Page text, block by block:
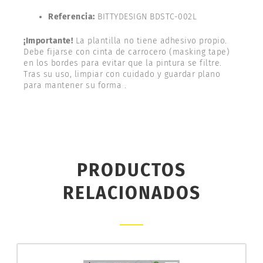
Referencia: BITTYDESIGN BDSTC-002L
¡Importante! La plantilla no tiene adhesivo propio.
Debe fijarse con cinta de carrocero (masking tape)
en los bordes para evitar que la pintura se filtre.
Tras su uso, limpiar con cuidado y guardar plano
para mantener su forma .
PRODUCTOS
RELACIONADOS